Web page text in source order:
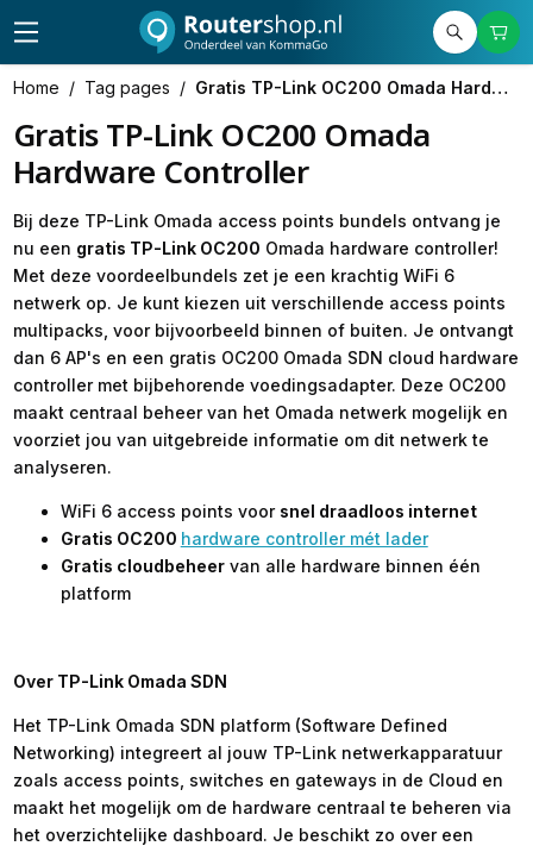
Home / Tag pages / Gratis TP-Link OC200 Omada Hardware Controller
Gratis TP-Link OC200 Omada
Hardware Controller
Bij deze TP-Link Omada access points bundels ontvang je
nu een gratis TP-Link OC200 Omada hardware controller!
Met deze voordeelbundels zet je een krachtig WiFi 6
netwerk op. Je kunt kiezen uit verschillende access points
multipacks, voor bijvoorbeeld binnen of buiten. Je ontvangt
dan 6 AP's en een gratis OC200 Omada SDN cloud hardware
controller met bijbehorende voedingsadapter. Deze OC200
maakt centraal beheer van het Omada netwerk mogelijk en
voorziet jou van uitgebreide informatie om dit netwerk te
analyseren.
WiFi 6 access points voor snel draadloos internet
Gratis OC200 hardware controller mét lader
Gratis cloudbeheervan alle hardware binnen één
platform
Over TP-Link Omada SDN
Het TP-Link Omada SDN platform (Software Defined
Networking) integreert al jouw TP-Link netwerkapparatuur
zoals access points, switches en gateways in de Cloud en
maakt het mogelijk om de hardware centraal te beheren via
het overzichtelijke dashboard. Je beschikt zo over een